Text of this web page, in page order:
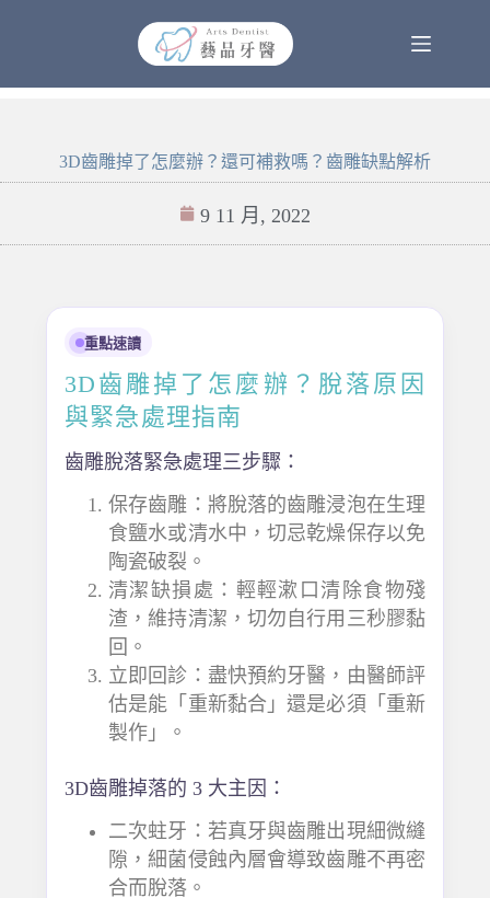
3D齒雕掉了怎麼辦？還可補救嗎？齒雕缺點解析
9 11 月, 2022
重點速讀
3D齒雕掉了怎麼辦？脫落原因
與緊急處理指南
齒雕脫落緊急處理三步驟：
保存齒雕：將脫落的齒雕浸泡在生理
食鹽水或清水中，切忌乾燥保存以免
陶瓷破裂。
清潔缺損處：輕輕漱口清除食物殘
渣，維持清潔，切勿自行用三秒膠黏
回。
立即回診：盡快預約牙醫，由醫師評
估是能「重新黏合」還是必須「重新
製作」。
3D齒雕掉落的 3 大主因：
二次蛀牙：若真牙與齒雕出現細微縫
隙，細菌侵蝕內層會導致齒雕不再密
合而脫落。